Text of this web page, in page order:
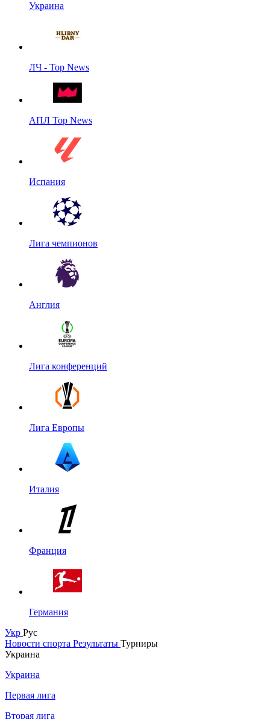
Украина
ЛЧ - Top News
АПЛ Top News
Испания
Лига чемпионов
Англия
Лига конференций
Лига Европы
Италия
Франция
Германия
Укр Рус
Новости спорта Результаты Турниры
Украина
Украина
Первая лига
Вторая лига